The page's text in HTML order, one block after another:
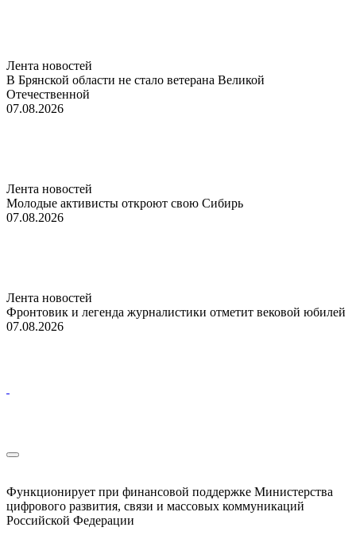
Лента новостей
В Брянской области не стало ветерана Великой
Отечественной
07.08.2026
Лента новостей
Молодые активисты откроют свою Сибирь
07.08.2026
Лента новостей
Фронтовик и легенда журналистики отметит вековой юбилей
07.08.2026
Функционирует при финансовой поддержке Министерства
цифрового развития, связи и массовых коммуникаций
Российской Федерации